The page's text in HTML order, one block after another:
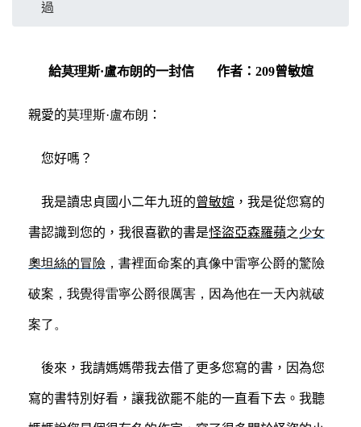
過
給莫理斯·盧布朗的一封信 作者：209曾敏媗
親愛的莫理斯·盧布朗 ：
您好嗎？
我是讀忠貞國小二年九班的曾敏媗 ，我是從您寫的
書認識到您的，我很喜歡的書是怪盜亞森羅蘋之少女
奧坦絲的冒險 書裡面命案的真像中雷寧公爵的驚險
破案，我覺得雷寧公爵很厲害，因為他在一天內就破
案了。
後來，我請媽媽帶我去借了更多您寫的書，因為您
寫的書特別好看，讓我欲罷不能的一直看下去。我聽